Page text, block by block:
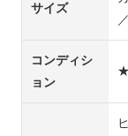
サイズ
コンディシ
ョン